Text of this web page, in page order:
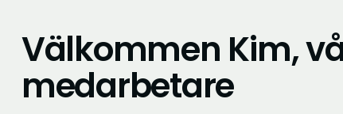
Välkommen Kim,
medarbetare